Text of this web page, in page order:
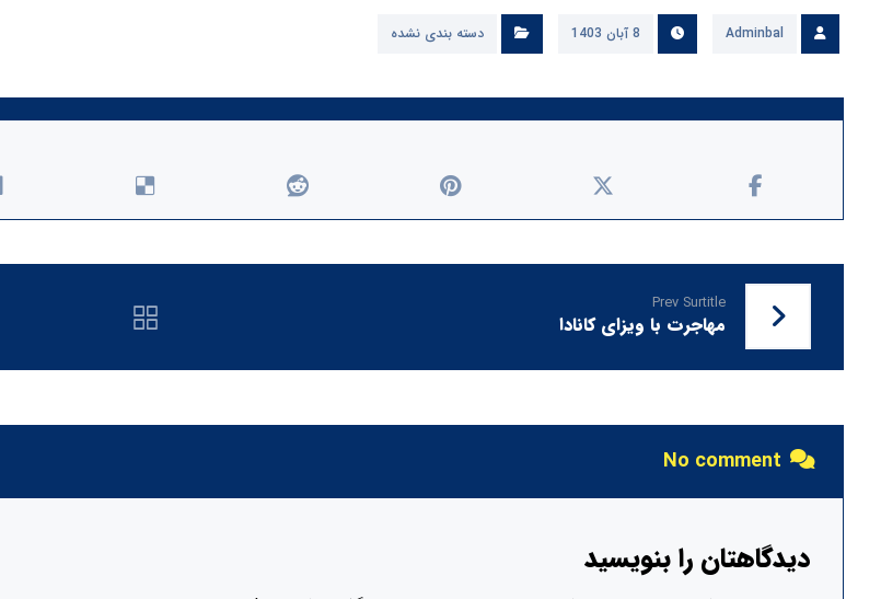
Adminbal 8 آبان 1403 دسته بندی نشده
Prev Surtitle
مهاجرت با ویزای کانادا
No comment
دیدگاهتان را بنویسید